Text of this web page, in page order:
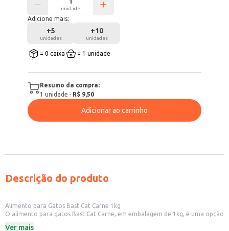
unidade
Adicione mais:
+5
unidades
+10
unidades
= 0 caixa = 1 unidade
Resumo da compra:
1 unidade · R$ 9,50
Adicionar ao carrinho
Descrição do produto
Alimento para Gatos Bast Cat Carne 1kg
O alimento para gatos Bast Cat Carne, em embalagem de 1kg, é uma opção
Ver mais